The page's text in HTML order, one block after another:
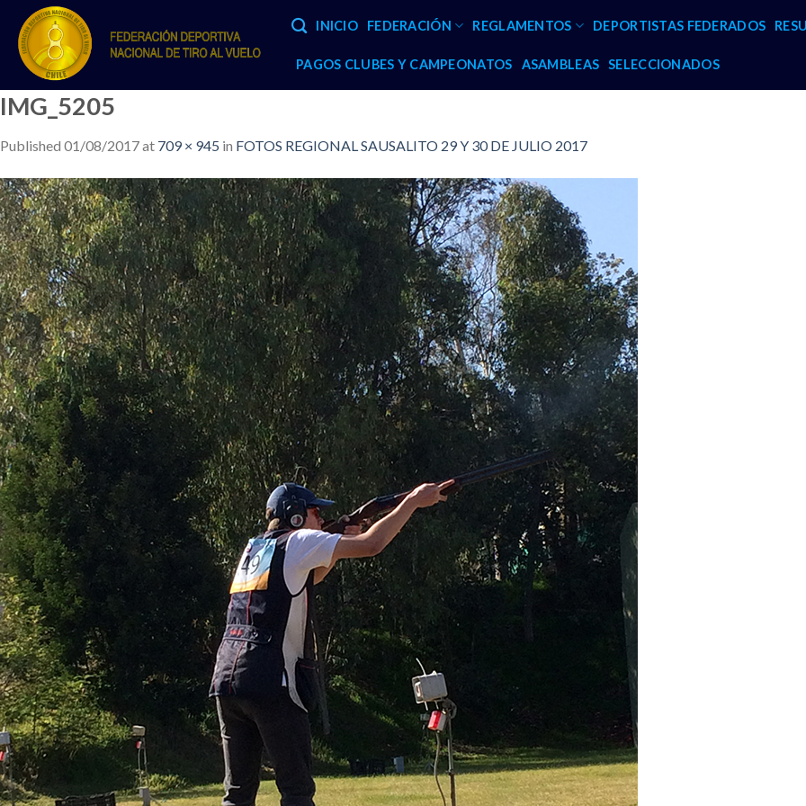
content
INICIO FEDERACIÓN REGLAMENTOS DEPORTISTAS FEDERADOS
PAGOS CLUBES Y CAMPEONATOS ASAMBLEAS SELECCIONADOS
IMG_5205
Published 01/08/2017at 709 × 945 in FOTOS REGIONAL SAUSALITO 29 Y 30 DE JULIO 2017